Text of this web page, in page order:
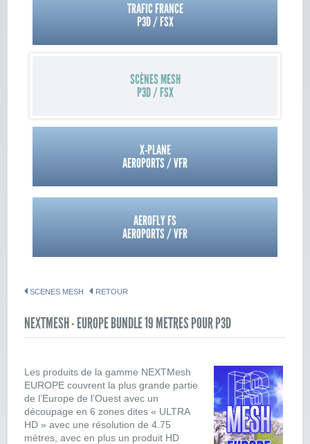
TRAFIC FRANCE
P3D / FSX
SCÈNES MESH
P3D / FSX
X-PLANE
AEROPORTS / VFR
AEROFLY FS
AEROPORTS / VFR
SCENES MESH RETOUR
NEXTMESH - EUROPE BUNDLE 19 METRES POUR P3D
Les produits de la gamme NEXTMesh
EUROPE couvrent la plus grande partie
de l’Europe de l’Ouest avec un
découpage en 6 zones dites « ULTRA
HD » avec une résolution de 4.75
mètres, avec en plus un produit HD